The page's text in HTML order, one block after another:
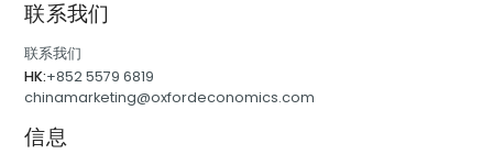
联系我们
联系我们
HK:+852 5579 6819
chinamarketing@oxfordeconomics.com
信息